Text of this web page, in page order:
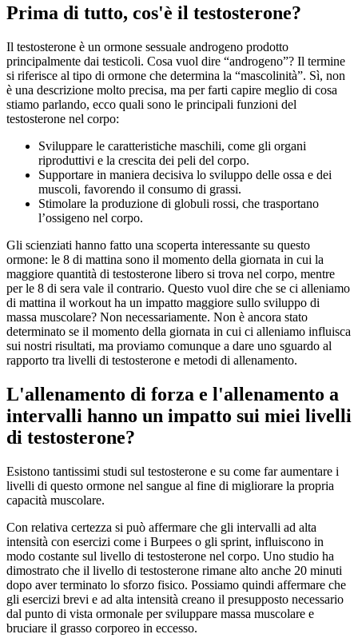
Prima di tutto, cos'è il testosterone?
Il testosterone è un ormone sessuale androgeno prodotto
principalmente dai testicoli. Cosa vuol dire “androgeno”? Il termine
si riferisce al tipo di ormone che determina la “mascolinità”. Sì, non
è una descrizione molto precisa, ma per farti capire meglio di cosa
stiamo parlando, ecco quali sono le principali funzioni del
testosterone nel corpo:
Sviluppare le caratteristiche maschili, come gli organi
riproduttivi e la crescita dei peli del corpo.
Supportare in maniera decisiva lo sviluppo delle ossa e dei
muscoli, favorendo il consumo di grassi.
Stimolare la produzione di globuli rossi, che trasportano
l’ossigeno nel corpo.
Gli scienziati hanno fatto una scoperta interessante su questo
ormone: le 8 di mattina sono il momento della giornata in cui la
maggiore quantità di testosterone libero si trova nel corpo, mentre
per le 8 di sera vale il contrario. Questo vuol dire che se ci alleniamo
di mattina il workout ha un impatto maggiore sullo sviluppo di
massa muscolare? Non necessariamente. Non è ancora stato
determinato se il momento della giornata in cui ci alleniamo influisca
sui nostri risultati, ma proviamo comunque a dare uno sguardo al
rapporto tra livelli di testosterone e metodi di allenamento.
L'allenamento di forza e l'allenamento a
intervalli hanno un impatto sui miei livelli
di testosterone?
Esistono tantissimi studi sul testosterone e su come far aumentare i
livelli di questo ormone nel sangue al fine di migliorare la propria
capacità muscolare.
Con relativa certezza si può affermare che gli intervalli ad alta
intensità con esercizi come i Burpees o gli sprint, influiscono in
modo costante sul livello di testosterone nel corpo. Uno studio ha
dimostrato che il livello di testosterone rimane alto anche 20 minuti
dopo aver terminato lo sforzo fisico. Possiamo quindi affermare che
gli esercizi brevi e ad alta intensità creano il presupposto necessario
dal punto di vista ormonale per sviluppare massa muscolare e
bruciare il grasso corporeo in eccesso.